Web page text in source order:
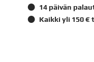
14 päivän
Kaikki yli 150